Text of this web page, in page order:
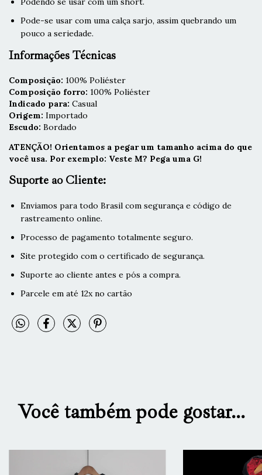
Pode-se usar com uma calça sarjo, assim quebrando um
pouco a seriedade.
Informações Técnicas
Composição: 100% Poliéster
Composição forro: 100% Poliéster
Indicado para: Casual
Origem: Importado
Escudo: Bordado
ATENÇÃO! Orientamos a pegar um tamanho acima do que
você usa. Por exemplo: Veste M? Pega uma G!
Suporte ao Cliente:
Enviamos para todo Brasil com segurança e código de
rastreamento online.
Processo de pagamento totalmente seguro.
Site protegido com o certificado de segurança.
Suporte ao cliente antes e pós a compra.
Parcele em até 12x no cartão
Você também pode gostar...